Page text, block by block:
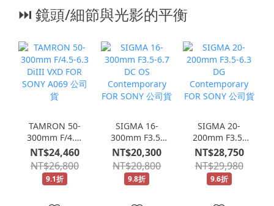
⏭︎ 鏡頭/細節與光影的平衡
TAMRON 50-
300mm F/4.5-
6.3 DiIII VXD
FOR SONY
A069 公司貨
NT$24,460
NT$26,800
9.1折
SIGMA 16-
300mm F3.5-
6.7 DC OS
Contemporary
FOR SONY 公
司貨
NT$20,300
NT$20,800
9.8折
SIGMA 20-
200mm F3.5-
6.3 DG
Contemporary
FOR SONY 公
司貨
NT$28,750
NT$29,980
9.6折